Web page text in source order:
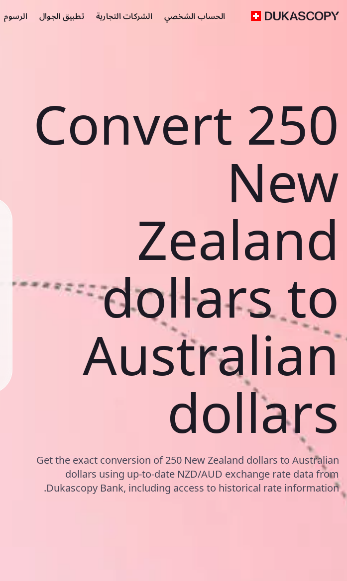
الحساب الشخصي الشركات التجارية تطبيق الجوال الرسوم
Convert 250
New
Zealand
dollars to
Australian
dollars
Get the exact conversion of 250 New Zealand dollars to Australian
dollars using up-to-date NZD/AUD exchange rate data from
Dukascopy Bank, including access to historical rate information.